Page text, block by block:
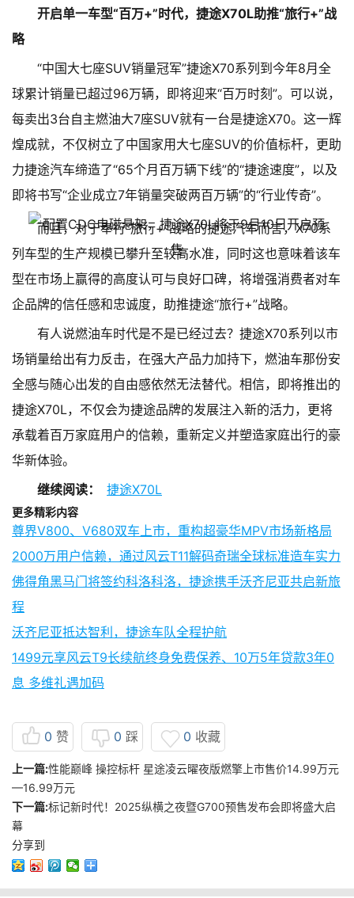
开启单一车型“百万+”时代，捷途X70L助推“旅行+”战
略
“中国大七座SUV销量冠军”捷途X70系列到今年8月全
球累计销量已超过96万辆，即将迎来“百万时刻”。可以说，
每卖出3台自主燃油大7座SUV就有一台是捷途X70。这一辉
煌成就，不仅树立了中国家用大七座SUV的价值标杆，更助
力捷途汽车缔造了“65个月百万辆下线”的“捷途速度”，以及
即将书写“企业成立7年销量突破两百万辆”的“行业传奇”。
而且，对于奉行“旅行+”战略的捷途汽车而言，X70系
列车型的生产规模已攀升至较高水准，同时这也意味着该车
型在市场上赢得的高度认可与良好口碑，将增强消费者对车
企品牌的信任感和忠诚度，助推捷途“旅行+”战略。
有人说燃油车时代是不是已经过去？捷途X70系列以市
场销量给出有力反击，在强大产品力加持下，燃油车那份安
全感与随心出发的自由感依然无法替代。相信，即将推出的
捷途X70L，不仅会为捷途品牌的发展注入新的活力，更将
承载着百万家庭用户的信赖，重新定义并塑造家庭出行的豪
华新体验。
继续阅读：
捷途X70L
更多精彩内容
尊界V800、V680双车上市，重构超豪华MPV市场新格局
2000万用户信赖，通过风云T11解码奇瑞全球标准造车实力
佛得角黑马门将签约科洛科洛，捷途携手沃齐尼亚共启新旅
程
沃齐尼亚抵达智利，捷途车队全程护航
1499元享风云T9长续航终身免费保养、10万5年贷款3年0
息 多维礼遇加码
0 赞 0 踩 0 收藏
上一篇:性能巅峰 操控标杆 星途凌云曜夜版燃擎上市售价14.99万元
—16.99万元
下一篇:标记新时代！2025纵横之夜暨G700预售发布会即将盛大启
幕
分享到